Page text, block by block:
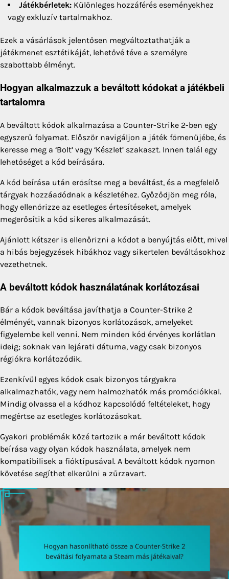
Játékbérletek: Különleges hozzáférés eseményekhez
vagy exkluzív tartalmakhoz.
Ezek a vásárlások jelentősen megváltoztathatják a
játékmenet esztétikáját, lehetővé téve a személyre
szabottabb élményt.
Hogyan alkalmazzuk a beváltott kódokat a játékbeli
tartalomra
A beváltott kódok alkalmazása a Counter-Strike 2-ben egy
egyszerű folyamat. Először navigáljon a játék főmenüjébe, és
keresse meg a ‘Bolt’ vagy ‘Készlet’ szakaszt. Innen talál egy
lehetőséget a kód beírására.
A kód beírása után erősítse meg a beváltást, és a megfelelő
tárgyak hozzáadódnak a készletéhez. Győződjön meg róla,
hogy ellenőrizze az esetleges értesítéseket, amelyek
megerősítik a kód sikeres alkalmazását.
Ajánlott kétszer is ellenőrizni a kódot a benyújtás előtt, mivel
a hibás bejegyzések hibákhoz vagy sikertelen beváltásokhoz
vezethetnek.
A beváltott kódok használatának korlátozásai
Bár a kódok beváltása javíthatja a Counter-Strike 2
élményét, vannak bizonyos korlátozások, amelyeket
figyelembe kell venni. Nem minden kód érvényes korlátlan
ideig; soknak van lejárati dátuma, vagy csak bizonyos
régiókra korlátozódik.
Ezenkívül egyes kódok csak bizonyos tárgyakra
alkalmazhatók, vagy nem halmozhatók más promóciókkal.
Mindig olvassa el a kódhoz kapcsolódó feltételeket, hogy
megértse az esetleges korlátozásokat.
Gyakori problémák közé tartozik a már beváltott kódok
beírása vagy olyan kódok használata, amelyek nem
kompatibilisek a fióktípusával. A beváltott kódok nyomon
követése segíthet elkerülni a zűrzavart.